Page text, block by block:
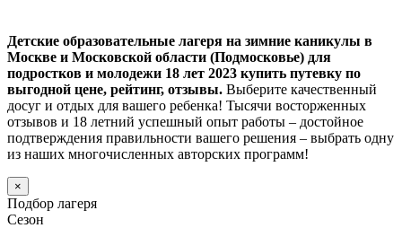
Детские образовательные лагеря на зимние каникулы в
Москве и Московской области (Подмосковье) для
подростков и молодежи 18 лет 2023 купить путевку по
выгодной цене, рейтинг, отзывы. Выберите качественный
досуг и отдых для вашего ребенка! Тысячи восторженных
отзывов и 18 летний успешный опыт работы – достойное
подтверждения правильности вашего решения – выбрать одну
из наших многочисленных авторских программ!
×
Подбор лагеря
Сезон